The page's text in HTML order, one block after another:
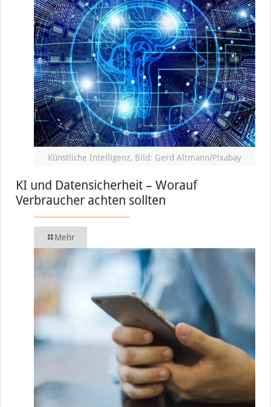
Künstliche Intelligenz, Bild: Gerd Altmann/Pixabay
KI und Datensicherheit – Worauf
Verbraucher achten sollten
Mehr